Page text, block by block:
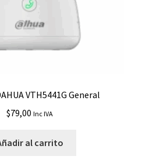
VTH5441G General
$79,00 Inc IVA
al carrito